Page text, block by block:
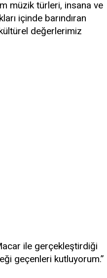
müzik türleri, insana ve
içinde barındıran
değerlerimiz
ile gerçekleştirdiği
geçenleri kutluyorum.”